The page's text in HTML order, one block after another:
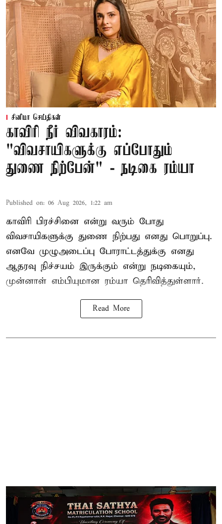
சினிமா செய்திகள்
காவிரி நீர் விவகாரம்:
"விவசாயிகளுக்கு எப்போதும்
துணை நிற்பேன்" - நடிகை ரம்யா
Published on: 06 Aug 2026, 1:22 am
காவிரி பிரச்சினை என்று வரும் போது
விவசாயிகளுக்கு துணை நிற்பது எனது பொறுப்பு.
எனவே முழுஅடைப்பு போராட்டத்துக்கு எனது
ஆதரவு நிச்சயம் இருக்கும் என்று நடிகையும்,
முன்னாள் எம்பியுமான ரம்யா தெரிவித்துள்ளார்.
Read More